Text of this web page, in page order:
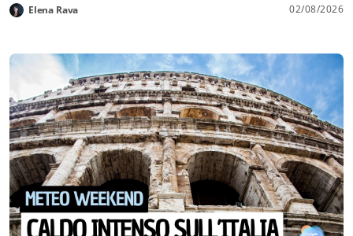
Elena Rava 02/08/2026